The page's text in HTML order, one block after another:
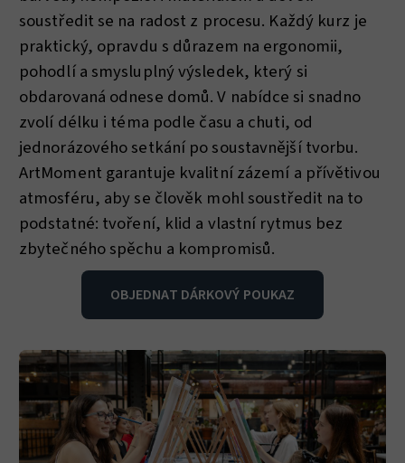
soustředit se na radost z procesu. Každý kurz je
praktický, opravdu s důrazem na ergonomii,
pohodlí a smysluplný výsledek, který si
obdarovaná odnese domů. V nabídce si snadno
zvolí délku i téma podle času a chuti, od
jednorázového setkání po soustavnější tvorbu.
ArtMoment garantuje kvalitní zázemí a přívětivou
atmosféru, aby se člověk mohl soustředit na to
podstatné: tvoření, klid a vlastní rytmus bez
zbytečného spěchu a kompromisů.
OBJEDNAT DÁRKOVÝ POUKAZ